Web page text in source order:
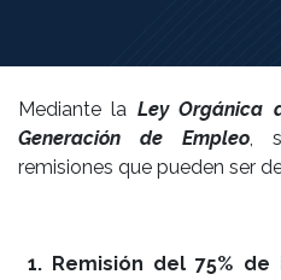
Mediante la Ley Orgánica
Generación de Empleo,
remisiones que pueden ser
1. Remisión del 75%